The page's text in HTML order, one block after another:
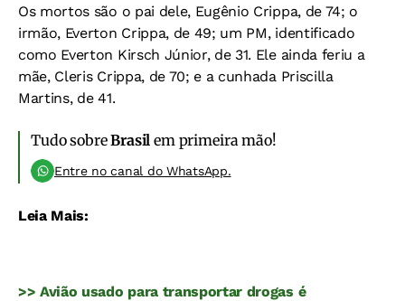
Os mortos são o pai dele, Eugênio Crippa, de 74; o
irmão, Everton Crippa, de 49; um PM, identificado
como Everton Kirsch Júnior, de 31. Ele ainda feriu a
mãe, Cleris Crippa, de 70; e a cunhada Priscilla
Martins, de 41.
Tudo sobreBrasil em primeira mão!
Entre no canal do WhatsApp.
Leia Mais:
>> Avião usado para transportar drogas é